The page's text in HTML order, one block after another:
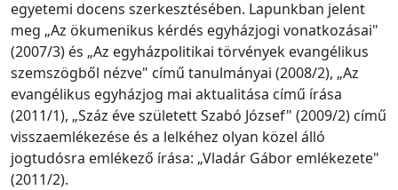
egyetemi docens szerkesztésében. Lapunkban jelent
meg „Az ökumenikus kérdés egyházjogi vonatkozásai"
(2007/3) és „Az egyházpolitikai törvények evangélikus
szemszögből nézve" című tanulmányai (2008/2), „Az
evangélikus egyházjog mai aktualitása című írása
(2011/1), „Száz éve született Szabó József" (2009/2) című
visszaemlékezése és a lelkéhez olyan közel álló
jogtudósra emlékező írása: „Vladár Gábor emlékezete"
(2011/2).